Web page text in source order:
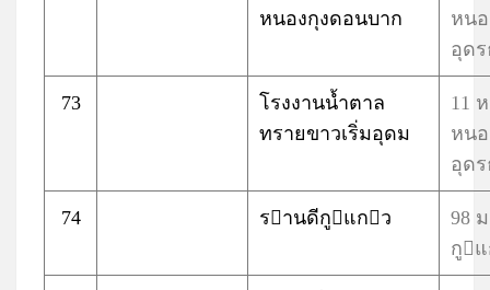
หนองกุงดอนบาก
หน
อุด
73
โรงงานน้ำตาล
ทรายขาวเริ่มอุดม
11
หน
อุด
74 รานดีกูแกว
98
กู